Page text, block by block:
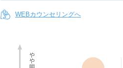
WEBカウンセリングへ